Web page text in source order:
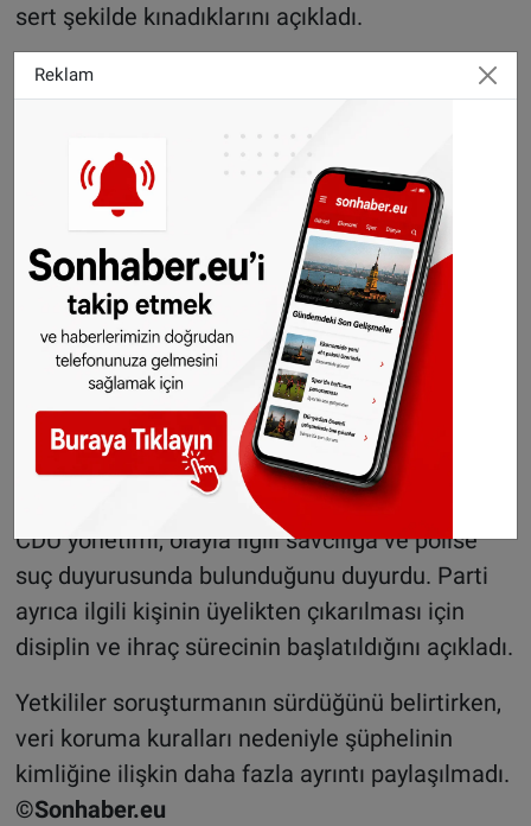
sert şekilde kınadıklarını açıkladı.
Krefeld CDU teşkilatı da olayla ilgili ayrı bir
açıklama yayımladı. Açıklamada, videoda dile
getirilen sözlerin insan onurunu hiçe saydığı ve
CDU'nun temel değerleriyle tamamen çeliştiği
vurgulandı.
Krefeld CDU İlçe Başkanı Christopher Schiffer,
olayın büyük bir şaşkınlık yarattığını belirterek,
"Şok içindeyiz ve iddiaları son derece ciddiye
alıyoruz" dedi. Schiffer, görüntülerin kamuoyuna
yansımasının ardından partinin söz konusu
açıklamalardan açık şekilde uzaklaştığını ifade
etti.
CDU yönetimi, olayla ilgili savcılığa ve polise
suç duyurusunda bulunduğunu duyurdu. Parti
ayrıca ilgili kişinin üyelikten çıkarılması için
disiplin ve ihraç sürecinin başlatıldığını açıkladı.
Yetkililer soruşturmanın sürdüğünü belirtirken,
veri koruma kuralları nedeniyle şüphelinin
kimliğine ilişkin daha fazla ayrıntı paylaşılmadı.
©Sonhaber.eu
Reklam